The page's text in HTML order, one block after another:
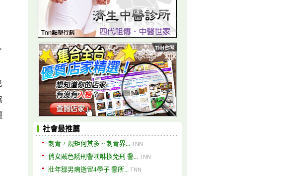
社會最推薦
刺青，規矩何其多 ~ 刺青界... TNN
俏女賊色誘刑警嘿咻換免刑 警... TNN
壯年鄒男病逝留4學子 警所... TNN